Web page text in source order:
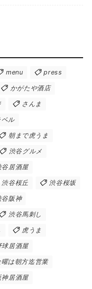
menu press
かがたや酒店
さんま
ベル
朝まで虎うま
渋谷グルメ
谷居酒屋
渋谷桜丘 渋谷桜坂
谷阪神
渋谷馬刺し
虎うま
球居酒屋
曜は朝方迄営業
神居酒屋